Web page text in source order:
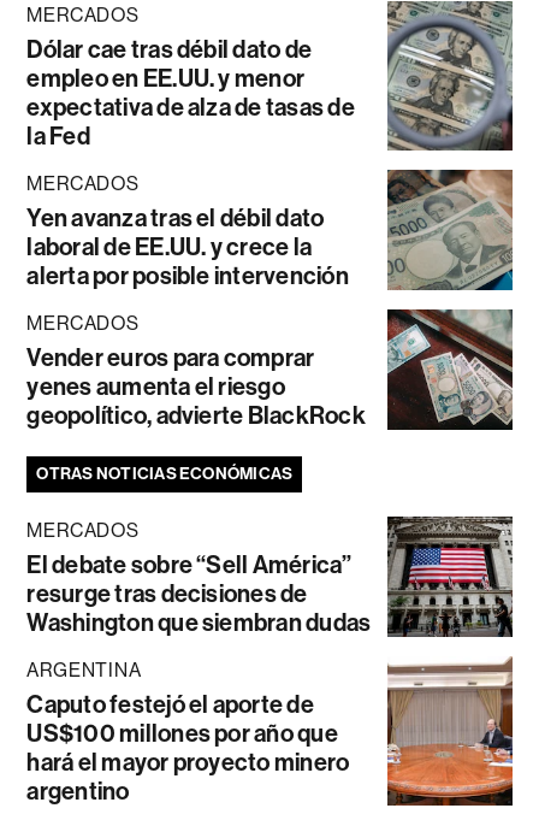
MERCADOS
Dólar cae tras débil dato de
empleo en EE.UU. y menor
expectativa de alza de tasas de
la Fed
MERCADOS
Yen avanza tras el débil dato
laboral de EE.UU. y crece la
alerta por posible intervención
MERCADOS
Vender euros para comprar
yenes aumenta el riesgo
geopolítico, advierte BlackRock
OTRAS NOTICIAS ECONÓMICAS
MERCADOS
El debate sobre “Sell América”
resurge tras decisiones de
Washington que siembran dudas
ARGENTINA
Caputo festejó el aporte de
US$100 millones por año que
hará el mayor proyecto minero
argentino